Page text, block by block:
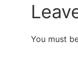
You must